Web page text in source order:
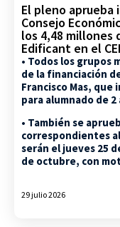
El pleno aprueba
Consejo
los 4,48 millones
Edificant en el
• Todos los grupos
de la financiación
Francisco Mas,
para alumnado de 2
• También se
correspondientes
serán el jueves 25
de octubre, con
29 julio 2026